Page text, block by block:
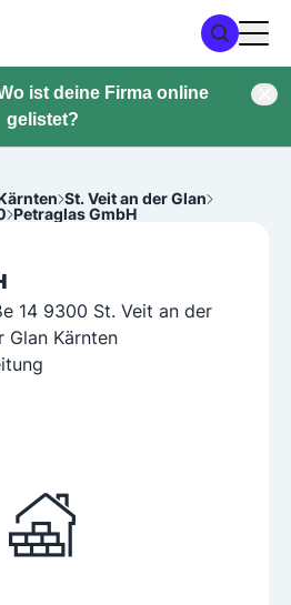
ist deine Firma online
gelistet?
St. Veit an der Glan
Petraglas GmbH
14 9300 St. Veit an der
Glan Kärnten